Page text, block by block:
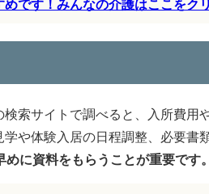
です！みんなの介護はここをク
索サイトで調べると、入所費用や
や体験入居の日程調整、必要書
に資料をもらうことが重要です。